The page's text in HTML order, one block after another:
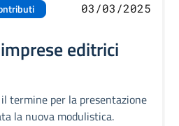
03/03/2025
editrici
termine per la presentazione
la nuova modulistica.